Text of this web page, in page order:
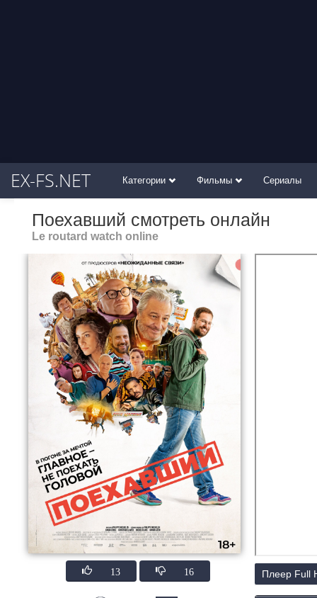
EX-FS.NET Категории Фильмы Сериалы
Поехавший смотреть онлайн
Le routard watch online
13 16 Плеер Full